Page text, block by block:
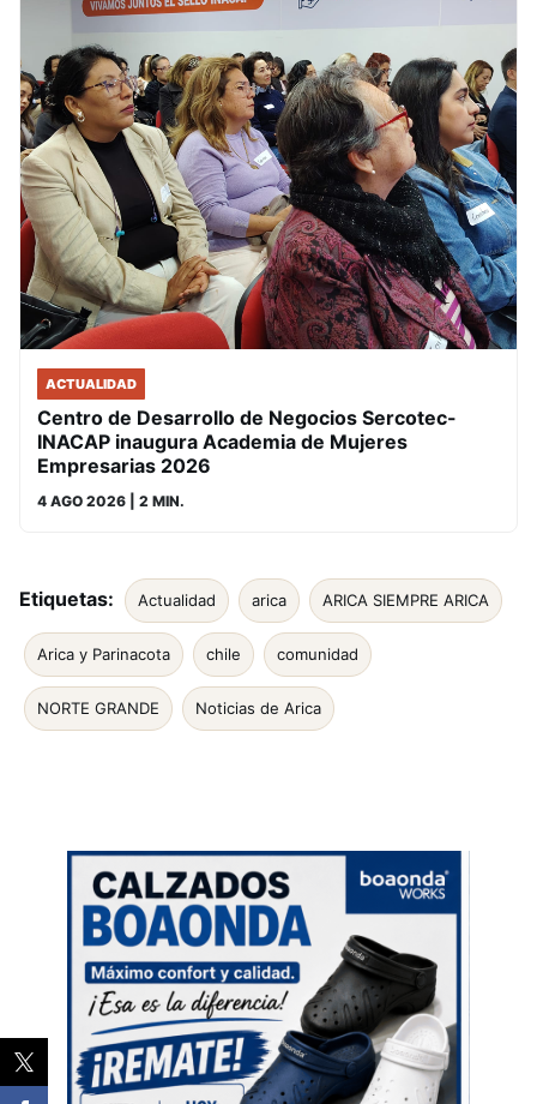
ACTUALIDAD
Centro de Desarrollo de Negocios Sercotec-
INACAP inaugura Academia de Mujeres
Empresarias 2026
4 AGO 2026 | 2 MIN.
Etiquetas: Actualidad arica ARICA SIEMPRE ARICA
Arica y Parinacota chile comunidad
NORTE GRANDE Noticias de Arica